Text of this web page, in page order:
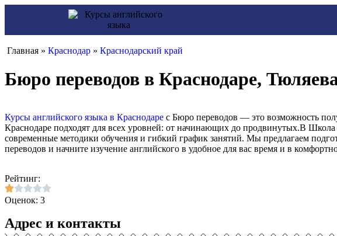
Главная » Краснодар » Краснодарский край
Бюро переводов в Краснодаре,
Курсы английского языка в Краснодаре с Бюро переводов — это возможность
Краснодаре подходят для всех уровней: от начинающих до продвинутых.В
современные методики обучения и гибкий график занятий. Мы предлагаем
переводов и начните изучение английского в удобное для вас время и в
Рейтинг:
Оценок: 3
Адрес и контакты